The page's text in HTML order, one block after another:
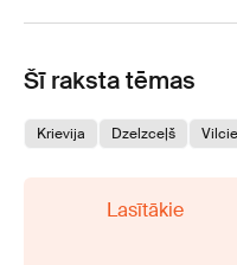
Šī raksta tēmas
Krievija Dzelzceļš
Lasītākie